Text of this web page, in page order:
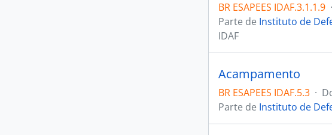
BR ESAPEES IDAF.3.1.1.9 ·
Parte de Instituto de
IDAF
Acampamento
BR ESAPEES IDAF.5.3 ·
Parte de Instituto de